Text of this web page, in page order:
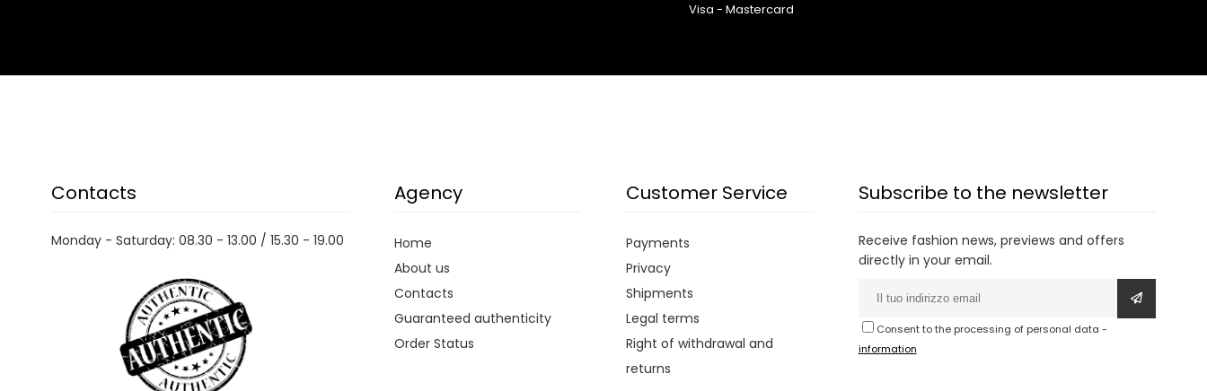
Visa - Mastercard
Contacts
Monday - Saturday: 08.30 - 13.00 / 15.30 - 19.00
Agency
Home
About us
Contacts
Guaranteed authenticity
Order Status
Customer Service
Payments
Privacy
Shipments
Legal terms
Right of withdrawal and
returns
Subscribe to the newsletter
Receive fashion news, previews and offers
directly in your email.
Consent to the processing of personal data -
information